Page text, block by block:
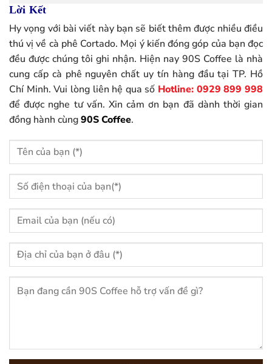
Lời Kết
Hy vọng với bài viết này bạn sẽ biết thêm được nhiều điều
thú vị về cà phê Cortado. Mọi ý kiến đóng góp của bạn đọc
đều được chúng tôi ghi nhận. Hiện nay 90S Coffee là nhà
cung cấp cà phê nguyên chất uy tín hàng đầu tại TP. Hồ
Chí Minh. Vui lòng liên hệ qua số Hotline: 0929 899 998
để được nghe tư vấn. Xin cảm ơn bạn đã dành thời gian
đồng hành cùng90S Coffee.